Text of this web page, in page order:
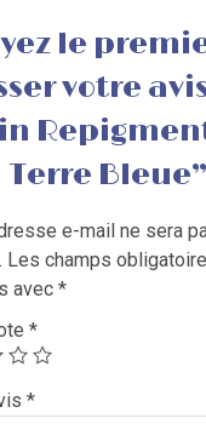
le
votre
Terre Bleue”
e-mail ne sera
Les champs
avec *
*
*